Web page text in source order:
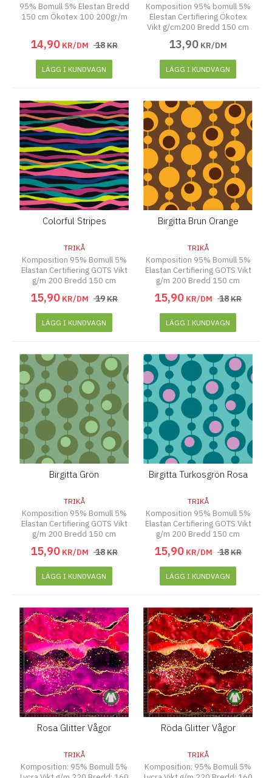
95% Bomull 5% Elestan Bredd
150 cm Ökotex 100 200gr/m
14,90 KR/DM 18KR
LÄGG I KUNDVAGN
Komposition 95% bomull 5%
Elestan Certifiering Ökotex
Vikt g/cm200 Bredd 150 cm
13,90 KR/DM
LÄGG I KUNDVAGN
Colorful Stripes
TRIKÅ
Komposition 95% Bomull 5%
Elastan Certifiering GOTS Vikt
g/m 200 Bredd 150 cm
15,90 KR/DM 19KR
LÄGG I KUNDVAGN
Birgitta Brun Orange
TRIKÅ
Komposition 95% Bomull 5%
Elastan Certifiering GOTS Vikt
g/m 200 Bredd 150 cm
15,90 KR/DM 18KR
LÄGG I KUNDVAGN
Birgitta Grön
TRIKÅ
Komposition 95% Bomull 5%
Elastan Certifiering GOTS Vikt
g/m 200 Bredd 150 cm
15,90 KR/DM 18KR
LÄGG I KUNDVAGN
Birgitta Turkosgrön Rosa
TRIKÅ
Komposition 95% Bomull 5%
Elastan Certifiering GOTS Vikt
g/m 200 Bredd 150 cm
15,90 KR/DM 18KR
LÄGG I KUNDVAGN
Rosa Glitter Vågor
TRIKÅ
Komposition: 95% Bomull 5%
Röda Glitter Vågor
TRIKÅ
Komposition: 95% Bomull 5%